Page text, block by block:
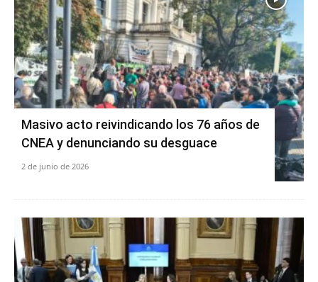
Masivo acto reivindicando los 76 años de
CNEA y denunciando su desguace
2 de junio de 2026